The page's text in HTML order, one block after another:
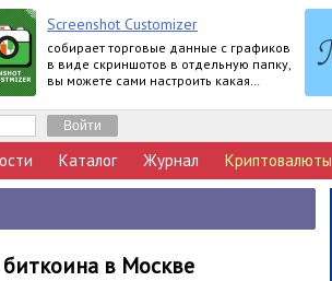
Screenshot Customizer
собирает торговые данные с графиков
в виде скриншотов в отдельную папку,
вы можете сами настроить какая
отображаться
Каталог Журнал Криптовалюты
в Москве